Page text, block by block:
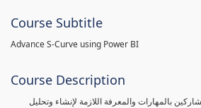
Course Subtitle
Advance S-Curve using Power BI
Course Description
بالمهارات والمعرفة اللازمة لإنشاء وتحليل